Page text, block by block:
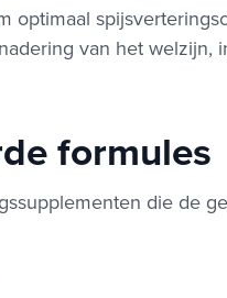
optimaal
van het welzijn,
formules
die de